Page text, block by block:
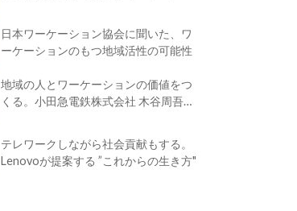
日本ワーケーション協会に聞いた、ワ
ーケーションのもつ地域活性の可能性
地域の人とワーケーションの価値をつ
くる。小田急電鉄株式会社 木谷周吾さ
テレワークしながら社会貢献もする。
Lenovoが提案する ”これからの生き方"